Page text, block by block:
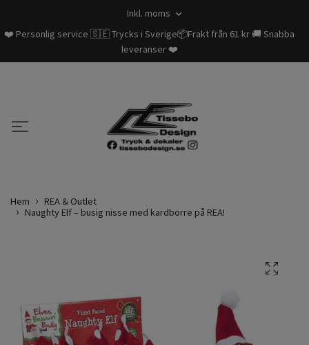
Inkl. moms
❤️ Personlig service 🇸🇪 Trycks i Sverige📦Frakt från 61 kr 🚚 Snabba
leveranser ❤️
Hem
REA & Outlet
Naughty Elf – busig nisse med kardborre på REA!